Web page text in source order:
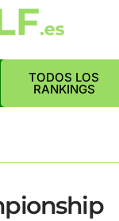
TODOS LOS
RANKINGS